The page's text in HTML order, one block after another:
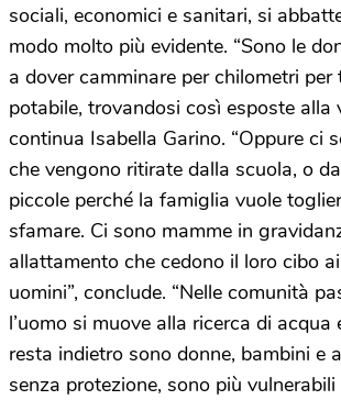
sociali, economici e sanitari, si
modo molto più evidente. “Sono le
a dover camminare per chilometri per
potabile, trovandosi così esposte alla
continua Isabella Garino. “Oppure ci
che vengono ritirate dalla scuola, o
piccole perché la famiglia vuole
sfamare. Ci sono mamme in
allattamento che cedono il loro cibo
uomini”, conclude. “Nelle comunità
l’uomo si muove alla ricerca di acqua
resta indietro sono donne, bambini e
senza protezione, sono più